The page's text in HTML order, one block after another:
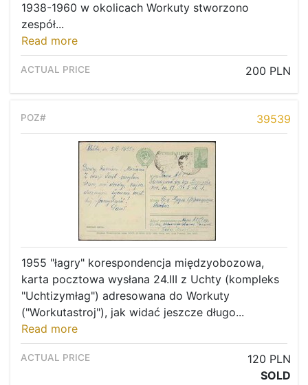
1938-1960 w okolicach Workuty stworzono
zespół...
Read more
200 PLN
39539
1955 "łagry" korespondencja międzyobozowa,
karta pocztowa wysłana 24.III z Uchty (kompleks
"Uchtizymłag") adresowana do Workuty
("Workutastroj"), jak widać jeszcze długo...
Read more
120 PLN
SOLD